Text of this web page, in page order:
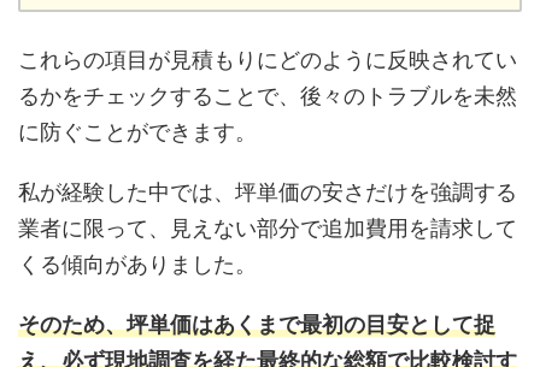
これらの項目が見積もりにどのように反映されてい
るかをチェックすることで、後々のトラブルを未然
に防ぐことができます。
私が経験した中では、坪単価の安さだけを強調する
業者に限って、見えない部分で追加費用を請求して
くる傾向がありました。
そのため、坪単価はあくまで最初の目安として捉
え、必ず現地調査を経た最終的な総額で比較検討す